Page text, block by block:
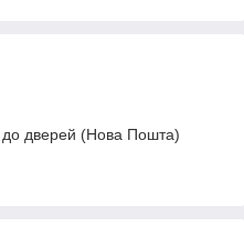
до дверей (Нова Пошта)